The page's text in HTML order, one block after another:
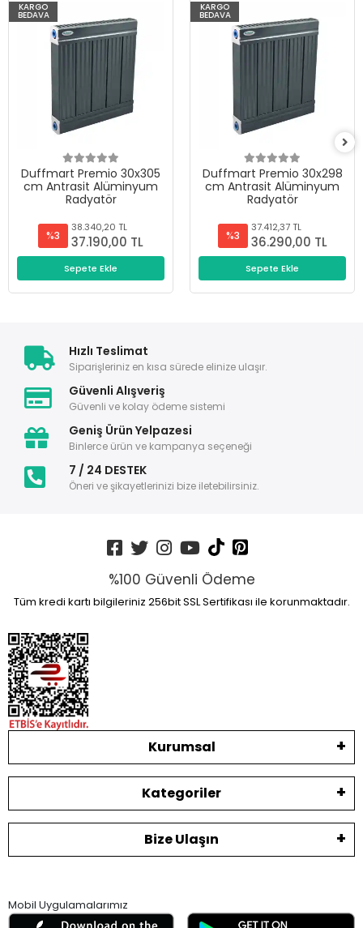
KARGO
BEDAVA
Duffmart Premio 30x305
cm Antrasit Alüminyum
Radyatör
%3
38.340,20 TL
37.190,00 TL
Sepete Ekle
KARGO
BEDAVA
Duffmart Premio 30x298
cm Antrasit Alüminyum
Radyatör
%3
37.412,37 TL
36.290,00 TL
Sepete Ekle
Hızlı Teslimat
Siparişleriniz en kısa sürede elinize ulaşır.
Güvenli Alışveriş
Güvenli ve kolay ödeme sistemi
Geniş Ürün Yelpazesi
Binlerce ürün ve kampanya seçeneği
7 / 24 DESTEK
Öneri ve şikayetlerinizi bize iletebilirsiniz.
%100 Güvenli Ödeme
Tüm kredi kartı bilgileriniz 256bit SSL Sertifikası ile korunmaktadır.
Kurumsal
Kategoriler
Bize Ulaşın
Mobil Uygulamalarımız